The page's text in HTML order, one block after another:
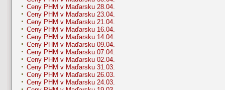
Ceny PHM v Maďarsku 28.04.
Ceny PHM v Maďarsku 23.04.
Ceny PHM v Maďarsku 21.04.
Ceny PHM v Maďarsku 16.04.
Ceny PHM v Maďarsku 14.04.
Ceny PHM v Maďarsku 09.04.
Ceny PHM v Maďarsku 07.04.
Ceny PHM v Maďarsku 02.04.
Ceny PHM v Maďarsku 31.03.
Ceny PHM v Maďarsku 26.03.
Ceny PHM v Maďarsku 24.03.